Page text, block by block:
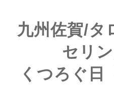
九州佐賀/タ
セリ
くつろぐ日